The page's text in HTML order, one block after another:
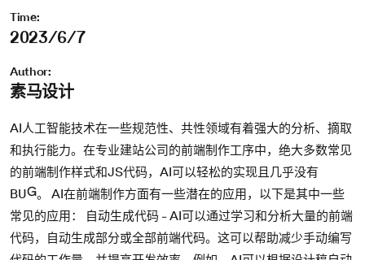
Time:
2023/6/7
Author:
素马设计
AI人工智能技术在一些规范性、共性领域有着强大的分析、摘取
和执行能力。在专业建站公司的前端制作工序中，绝大多数常见
的前端制作样式和JS代码，AI可以轻松的实现且几乎没有
BUG。 AI在前端制作方面有一些潜在的应用，以下是其中一些
常见的应用： 自动生成代码 - AI可以通过学习和分析大量的前端
代码，自动生成部分或全部前端代码。这可以帮助减少手动编写